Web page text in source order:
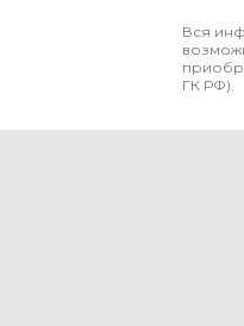
Вся
ГК РФ).